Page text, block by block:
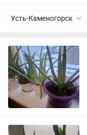
Усть-Каменогорск